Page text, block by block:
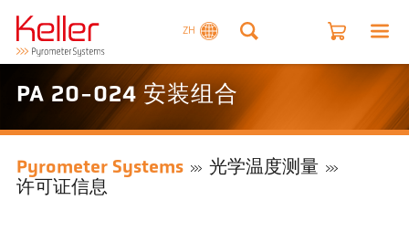
ZH
PA 20-024 安装组合
Pyrometer Systems
光学温度测量
许可证信息